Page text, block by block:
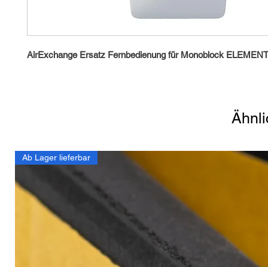
AirExchange Ersatz Fernbedienung für Monoblock
Ab Lager lieferbar